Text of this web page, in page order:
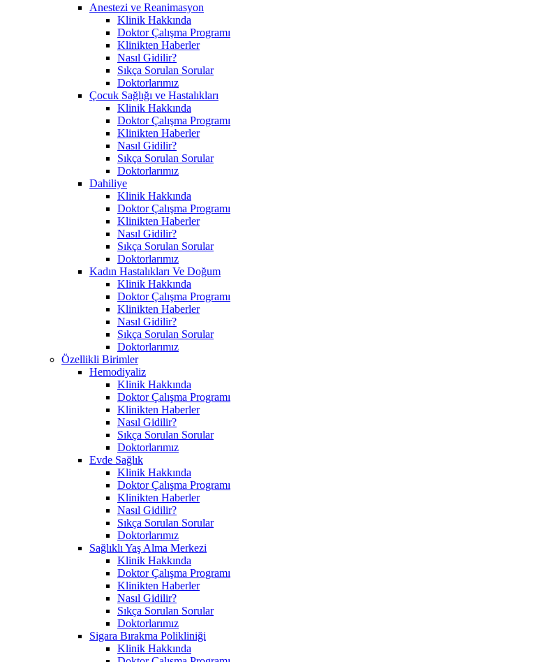
Anestezi ve Reanimasyon
Klinik Hakkında
Doktor Çalışma Programı
Klinikten Haberler
Nasıl Gidilir?
Sıkça Sorulan Sorular
Doktorlarımız
Çocuk Sağlığı ve Hastalıkları
Klinik Hakkında
Doktor Çalışma Programı
Klinikten Haberler
Nasıl Gidilir?
Sıkça Sorulan Sorular
Doktorlarımız
Dahiliye
Klinik Hakkında
Doktor Çalışma Programı
Klinikten Haberler
Nasıl Gidilir?
Sıkça Sorulan Sorular
Doktorlarımız
Kadın Hastalıkları Ve Doğum
Klinik Hakkında
Doktor Çalışma Programı
Klinikten Haberler
Nasıl Gidilir?
Sıkça Sorulan Sorular
Doktorlarımız
Özellikli Birimler
Hemodiyaliz
Klinik Hakkında
Doktor Çalışma Programı
Klinikten Haberler
Nasıl Gidilir?
Sıkça Sorulan Sorular
Doktorlarımız
Evde Sağlık
Klinik Hakkında
Doktor Çalışma Programı
Klinikten Haberler
Nasıl Gidilir?
Sıkça Sorulan Sorular
Doktorlarımız
Sağlıklı Yaş Alma Merkezi
Klinik Hakkında
Doktor Çalışma Programı
Klinikten Haberler
Nasıl Gidilir?
Sıkça Sorulan Sorular
Doktorlarımız
Sigara Bırakma Polikliniği
Klinik Hakkında